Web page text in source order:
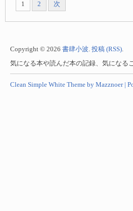
1 2 次
Copyright © 2026 書肆小波. 投稿 (RSS).
気になる本や読んだ本の記録、気になる
Clean Simple White Theme by Mazznoer |